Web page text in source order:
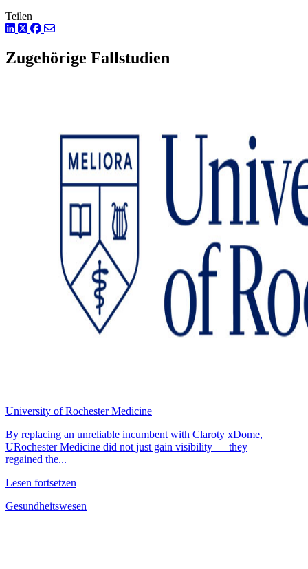
Teilen
LinkedIn
TwitterFacebook
Zugehörige Fallstudien
University of Rochester Medicine
By replacing an unreliable incumbent with Claroty xDome,
URochester Medicine did not just gain visibility — they
regained the...
Lesen fortsetzen
Gesundheitswesen